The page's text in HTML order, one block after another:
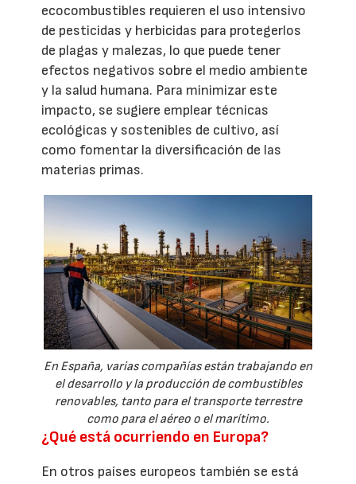
ecocombustibles requieren el uso intensivo
de pesticidas y herbicidas para protegerlos
de plagas y malezas, lo que puede tener
efectos negativos sobre el medio ambiente
y la salud humana. Para minimizar este
impacto, se sugiere emplear técnicas
ecológicas y sostenibles de cultivo, así
como fomentar la diversificación de las
materias primas.
En España, varias compañías están trabajando en
el desarrollo y la producción de combustibles
renovables, tanto para el transporte terrestre
como para el aéreo o el marítimo.
¿Qué está ocurriendo en Europa?
En otros países europeos también se está